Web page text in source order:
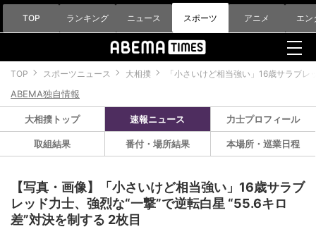
TOP ランキング ニュース スポーツ アニメ エン
TOP スポーツニュース 大相撲 「小さいけど相当強い」16歳サラブ
ABEMA独自情報
大相撲トップ 速報ニュース 力士プロフィール
取組結果 番付・場所結果 本場所・巡業日程
【写真・画像】「小さいけど相当強い」16歳サラブ
レッド力士、強烈な“一撃”で逆転白星 “55.6キロ
差”対決を制する 2枚目